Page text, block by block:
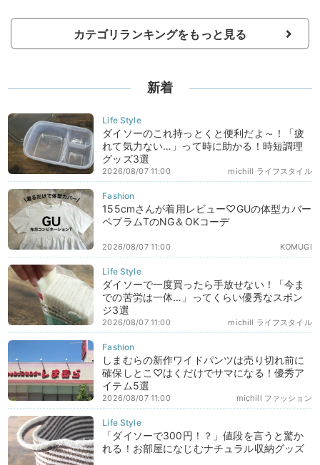
カテゴリランキングをもっと見る
新着
ダイソーのこれ持っとくと便利だよ～！「疲
れて気力ない…」って時に助かる！時短調理
グッズ3選
michill ライフスタイル
2026/08/07 11:00
155cmさんが着用レビュー♡GUの体型カバー
ペプラムTのNG＆OKコーデ
KOMUGI
2026/08/07 11:00
ダイソーで一度買ったら手放せない！「今ま
での苦労は一体…」ってくらい優秀なスポン
ジ3選
michill ライフスタイル
2026/08/07 11:00
しまむらの新作ワイドパンツは売り切れ前に
確保しとこ♡はくだけでサマになる！優秀ア
イテム5選
michill ファッション
2026/08/07 11:00
「ダイソーで300円！？」値段を言うと驚か
れる！お部屋になじむナチュラル収納グッズ